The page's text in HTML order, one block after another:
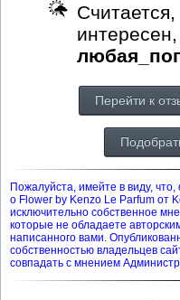
Перейти к
Пожалуйста, имейте в виду,
о Flower by Kenzo Le Parfum от
исключительно собственное
которые не обладаете
написанного вами.
собственностью владельцев
совпадать с мнением